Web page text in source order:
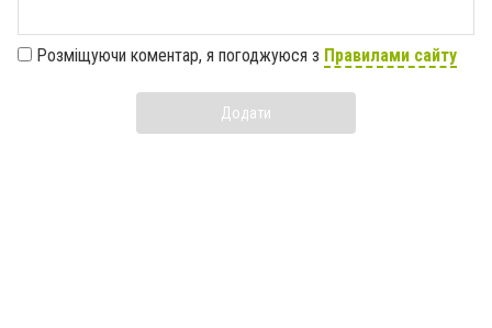
Розміщуючи коментар, я погоджуюся з Правилами сайту
Додати